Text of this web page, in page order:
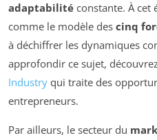
adaptabilité constante. À cet
comme le modèle des cinq
à déchiffrer les dynamiques
approfondir ce sujet,
Industry qui traite des
entrepreneurs.
Par ailleurs, le secteur du